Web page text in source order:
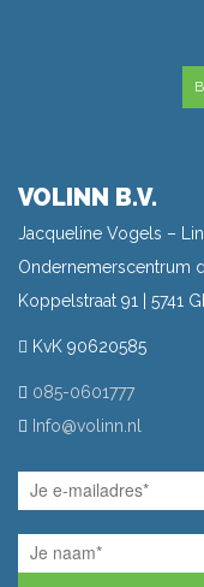
VOLINN B.V.
Jacqueline Vogels –
Ondernemerscentrum
Koppelstraat 91 | 5741
KvK 90620585
085-0601777
Info@volinn.nl